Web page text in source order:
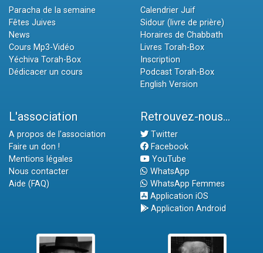
Paracha de la semaine
Fêtes Juives
News
Cours Mp3-Vidéo
Yéchiva Torah-Box
Dédicacer un cours
Calendrier Juif
Sidour (livre de prière)
Horaires de Chabbath
Livres Torah-Box
Inscription
Podcast Torah-Box
English Version
L'association
A propos de l'association
Faire un don !
Mentions légales
Nous contacter
Aide (FAQ)
Retrouvez-nous...
Twitter
Facebook
YouTube
WhatsApp
WhatsApp Femmes
Application iOS
Application Android